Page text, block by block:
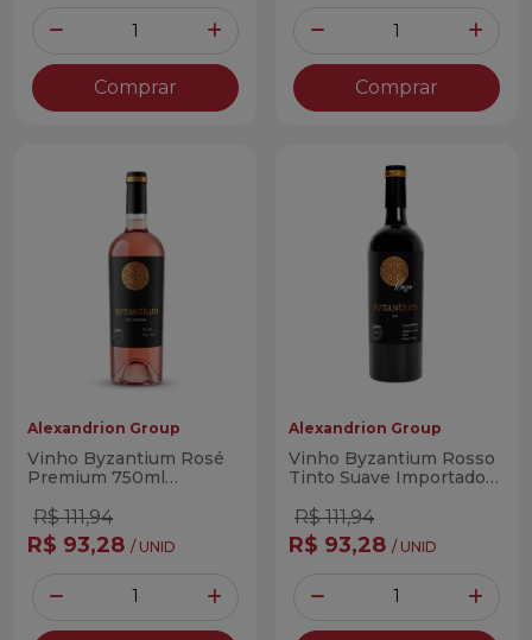
Diminuir Quantidade
Quantidade
Adicionar Quantidade
Comprar
Diminuir Quantidade
Quantidade
Comprar
Alexandrion Group
Vinho Byzantium Rosé
Premium 750ml
R$ 111,94
R$ 93,28 / UNID
Diminuir Quantidade
Quantidade
Adicionar Quantidade
Alexandrion Group
Vinho Byzantium Rosso
Tinto Suave Importado
R$ 111,94
R$ 93,28 / UNID
Diminuir Quantidade
Quantidade